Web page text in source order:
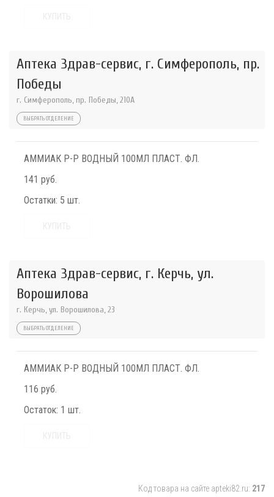
Аптека Здрав-сервис, г. Симферополь, пр.
Победы
г. Симферополь, пр. Победы, 210A
ВЫБРАТЬ ОТДЕЛЕНИЕ
АММИАК Р-Р ВОДНЫЙ 100МЛ ПЛАСТ. ФЛ.
141 руб.
Остатки: 5 шт.
Аптека Здрав-сервис, г. Керчь, ул.
Ворошилова
г. Керчь, ул. Ворошилова, 23
ВЫБРАТЬ ОТДЕЛЕНИЕ
АММИАК Р-Р ВОДНЫЙ 100МЛ ПЛАСТ. ФЛ.
116 руб.
Остаток: 1 шт.
Код товара на сайте apteki82.ru: 217